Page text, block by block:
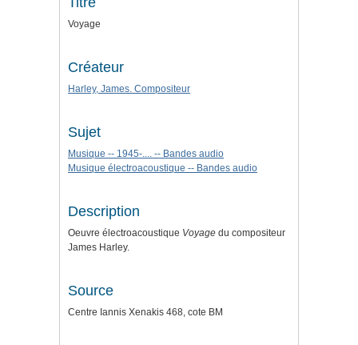
Voyage
Créateur
Harley, James. Compositeur
Sujet
Musique -- 1945-.... -- Bandes audio
Musique électroacoustique -- Bandes audio
Description
Oeuvre électroacoustique Voyage du compositeur
James Harley.
Source
Centre Iannis Xenakis 468, cote BM